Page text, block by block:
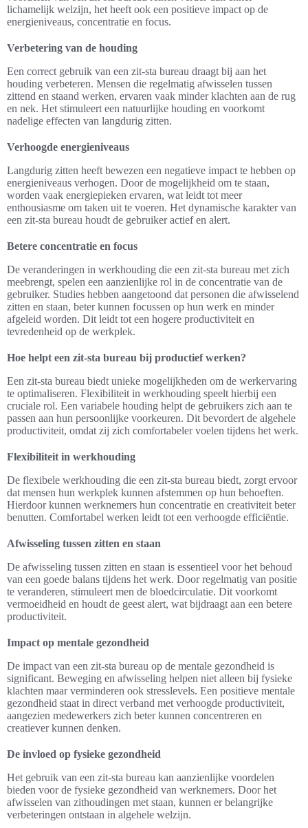
lichamelijk welzijn, het heeft ook een positieve impact op de
energieniveaus, concentratie en focus.
Verbetering van de houding
Een correct gebruik van een zit-sta bureau draagt bij aan het
houding verbeteren. Mensen die regelmatig afwisselen tussen
zittend en staand werken, ervaren vaak minder klachten aan de rug
en nek. Het stimuleert een natuurlijke houding en voorkomt
nadelige effecten van langdurig zitten.
Verhoogde energieniveaus
Langdurig zitten heeft bewezen een negatieve impact te hebben op
energieniveaus verhogen. Door de mogelijkheid om te staan,
worden vaak energiepieken ervaren, wat leidt tot meer
enthousiasme om taken uit te voeren. Het dynamische karakter van
een zit-sta bureau houdt de gebruiker actief en alert.
Betere concentratie en focus
De veranderingen in werkhouding die een zit-sta bureau met zich
meebrengt, spelen een aanzienlijke rol in de concentratie van de
gebruiker. Studies hebben aangetoond dat personen die afwisselend
zitten en staan, beter kunnen focussen op hun werk en minder
afgeleid worden. Dit leidt tot een hogere productiviteit en
tevredenheid op de werkplek.
Hoe helpt een zit-sta bureau bij productief werken?
Een zit-sta bureau biedt unieke mogelijkheden om de werkervaring
te optimaliseren. Flexibiliteit in werkhouding speelt hierbij een
cruciale rol. Een variabele houding helpt de gebruikers zich aan te
passen aan hun persoonlijke voorkeuren. Dit bevordert de algehele
productiviteit, omdat zij zich comfortabeler voelen tijdens het werk.
Flexibiliteit in werkhouding
De flexibele werkhouding die een zit-sta bureau biedt, zorgt ervoor
dat mensen hun werkplek kunnen afstemmen op hun behoeften.
Hierdoor kunnen werknemers hun concentratie en creativiteit beter
benutten. Comfortabel werken leidt tot een verhoogde efficiëntie.
Afwisseling tussen zitten en staan
De afwisseling tussen zitten en staan is essentieel voor het behoud
van een goede balans tijdens het werk. Door regelmatig van positie
te veranderen, stimuleert men de bloedcirculatie. Dit voorkomt
vermoeidheid en houdt de geest alert, wat bijdraagt aan een betere
productiviteit.
Impact op mentale gezondheid
De impact van een zit-sta bureau op de mentale gezondheid is
significant. Beweging en afwisseling helpen niet alleen bij fysieke
klachten maar verminderen ook stresslevels. Een positieve mentale
gezondheid staat in direct verband met verhoogde productiviteit,
aangezien medewerkers zich beter kunnen concentreren en
creatiever kunnen denken.
De invloed op fysieke gezondheid
Het gebruik van een zit-sta bureau kan aanzienlijke voordelen
bieden voor de fysieke gezondheid van werknemers. Door het
afwisselen van zithoudingen met staan, kunnen er belangrijke
verbeteringen ontstaan in algehele welzijn.